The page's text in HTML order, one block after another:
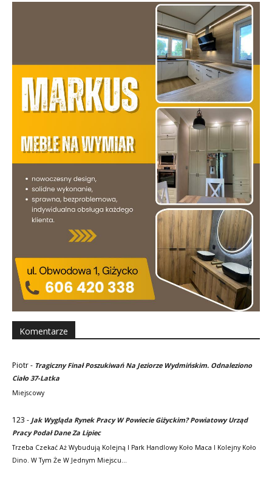
Komentarze
Piotr- Tragiczny Finał Poszukiwań Na Jeziorze Wydmińskim. Odnaleziono
Ciało 37-Latka
Miejscowy
123 - Jak Wygląda Rynek Pracy W Powiecie Giżyckim? Powiatowy Urząd
Pracy Podał Dane Za Lipiec
Trzeba Czekać Aż Wybudują Kolejną I Park Handlowy Koło Maca I Kolejny Koło
Dino. W Tym Że W Jednym Miejscu…